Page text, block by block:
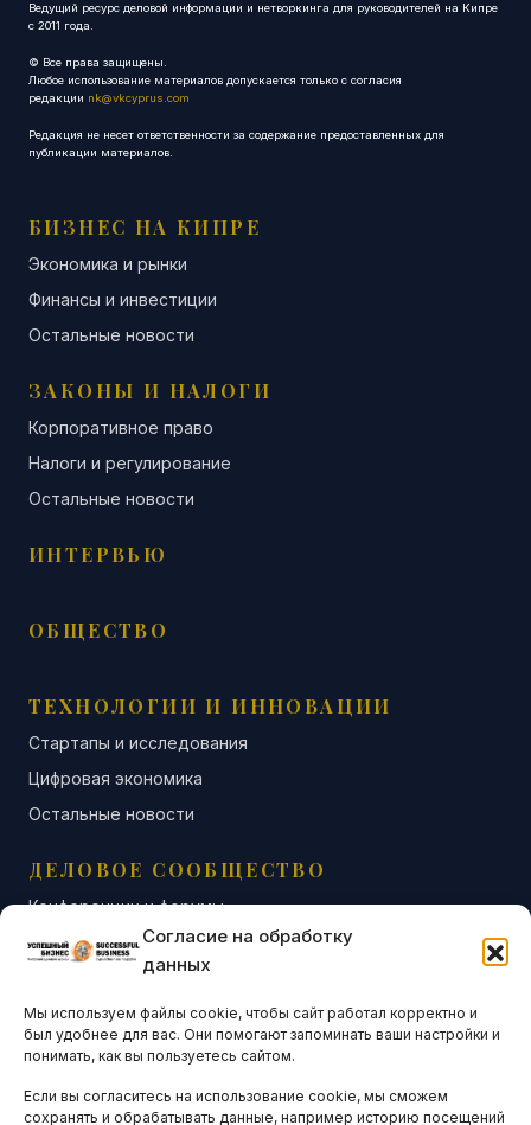
Согласие на обработку
данных
Мы используем файлы cookie, чтобы сайт работал корректно и
был удобнее для вас. Они помогают запоминать ваши настройки и
понимать, как вы пользуетесь сайтом.
Если вы согласитесь на использование cookie, мы сможем
сохранять и обрабатывать данные, например историю посещений
Ведущий ресурс деловой информации и нетворкинга для руководителей на Кипре
с 2011 года.
© Все права защищены.
Любое использование материалов допускается только с согласия
редакции nk@vkcyprus.com
Редакция не несет ответственности за содержание предоставленных для
публикации материалов.
БИЗНЕС НА КИПРЕ
Экономика и рынки
Финансы и инвестиции
Остальные новости
ЗАКОНЫ И НАЛОГИ
Корпоративное право
Налоги и регулирование
Остальные новости
ИНТЕРВЬЮ
ОБЩЕСТВО
ТЕХНОЛОГИИ И ИННОВАЦИИ
Стартапы и исследования
Цифровая экономика
Остальные новости
ДЕЛОВОЕ СООБЩЕСТВО
Конференции и форумы
Бизнес-клубы и ассоциации
Остальные новости
АНАЛИТИКА И СТАТИСТИКА
ARTICLES IN ENGLISH